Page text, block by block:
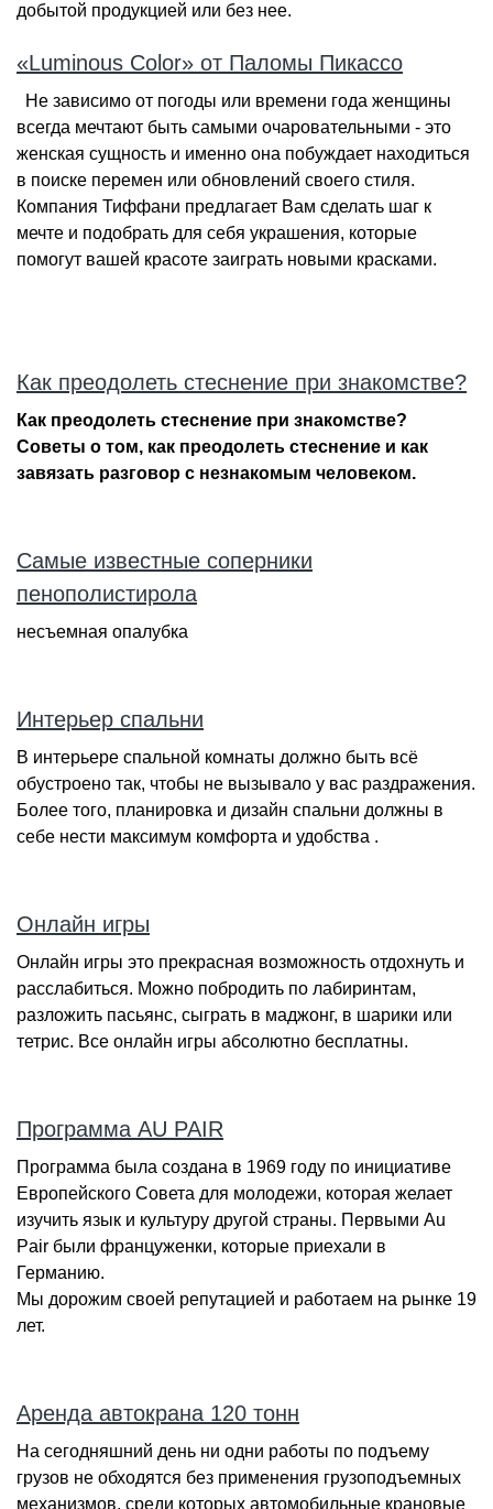
добытой продукцией или без нее.
«Luminous Color» от Паломы Пикассо
Не зависимо от погоды или времени года женщины
всегда мечтают быть самыми очаровательными - это
женская сущность и именно она побуждает находиться
в поиске перемен или обновлений своего стиля.
Компания Тиффани предлагает Вам сделать шаг к
мечте и подобрать для себя украшения, которые
помогут вашей красоте заиграть новыми красками.
Как преодолеть стеснение при знакомстве?
Как преодолеть стеснение при знакомстве?
Советы о том, как преодолеть стеснение и как
завязать разговор с незнакомым человеком.
Самые известные соперники
пенополистирола
несъемная опалубка
Интерьер спальни
В интерьере спальной комнаты должно быть всё
обустроено так, чтобы не вызывало у вас раздражения.
Более того, планировка и дизайн спальни должны в
себе нести максимум комфорта и удобства .
Онлайн игры
Онлайн игры это прекрасная возможность отдохнуть и
расслабиться. Можно побродить по лабиринтам,
разложить пасьянс, сыграть в маджонг, в шарики или
тетрис. Все онлайн игры абсолютно бесплатны.
Программа AU PAIR
Программа была создана в 1969 году по инициативе
Европейского Совета для молодежи, которая желает
изучить язык и культуру другой страны. Первыми Au
Pair были француженки, которые приехали в
Германию.
Мы дорожим своей репутацией и работаем на рынке 19
лет.
Аренда автокрана 120 тонн
На сегодняшний день ни одни работы по подъему
грузов не обходятся без применения грузоподъемных
механизмов, среди которых автомобильные крановые